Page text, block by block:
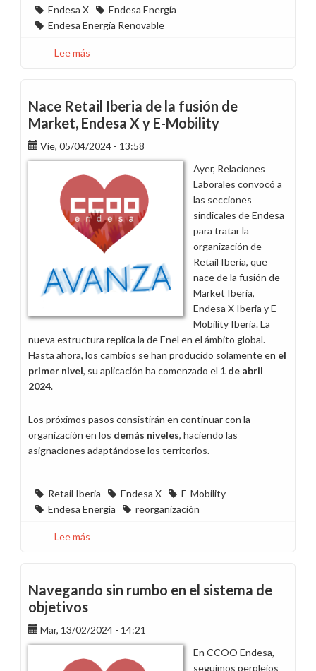
Endesa X
Endesa Energía
Endesa Energía Renovable
Lee más
absorberá
desde
el
1
de
octubre
100%
de
Endesa
Servicios
y
Energía
Nace Retail Iberia de la fusión de
Market, Endesa X y E-Mobility
Vie, 05/04/2024 - 13:58
Ayer, Relaciones
Laborales convocó a
las secciones
sindicales de Endesa
para tratar la
organización de
Retail Iberia, que
nace de la fusión de
Market Iberia,
Endesa X Iberia y E-
Mobility Iberia. La
nueva estructura replica la de Enel en el ámbito global.
Hasta ahora, los cambios se han producido solamente en el
primer nivel, su aplicación ha comenzado el 1 de abril
2024.
Los próximos pasos consistirán en continuar con la
organización en los demás niveles, haciendo las
asignaciones adaptándose los territorios.
Retail Iberia Endesa X
E-Mobility
Endesa Energía
reorganización
Lee más
Iberia
de
fusión
de
Market,
Navegando sin rumbo en el sistema de
objetivos
Mar, 13/02/2024 - 14:21
En CCOO Endesa,
seguimos perplejos